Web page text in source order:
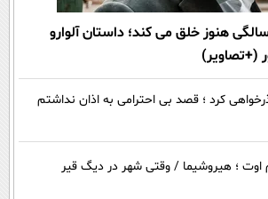
که در 92 سالگی هنوز خلق می کند؛ داستان آلوارو
(+تصاویر)
کرد ؛ قصد بی احترامی به اذان نداشتم
ششم اوت ؛ هیروشیما / وقتی شهر در دیگ قیر